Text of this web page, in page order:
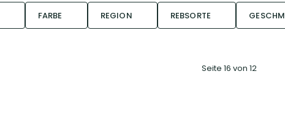
FARBE REGION REBSORTE
Seite 16 von 12